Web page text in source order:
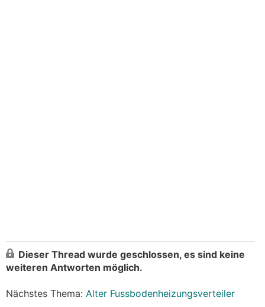
Dieser Thread wurde geschlossen, es sind keine
weiteren Antworten möglich.
Nächstes Thema: Alter Fussbodenheizungsverteiler